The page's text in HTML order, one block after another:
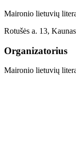
Maironio lietuvių
Rotušės a. 13, Kaunas
Organizatorius
Maironio lietuvių